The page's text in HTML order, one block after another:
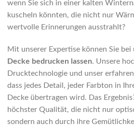
wenn Sie sich in einer kalten
kuscheln könnten, die nicht nur
wertvolle Erinnerungen ausstrahlt?
Mit unserer Expertise können Sie bei
Decke bedrucken lassen. Unsere
Drucktechnologie und unser
dass jedes Detail, jeder Farbton in
Decke übertragen wird. Das
höchster Qualität, die nicht nur
sondern auch durch ihre